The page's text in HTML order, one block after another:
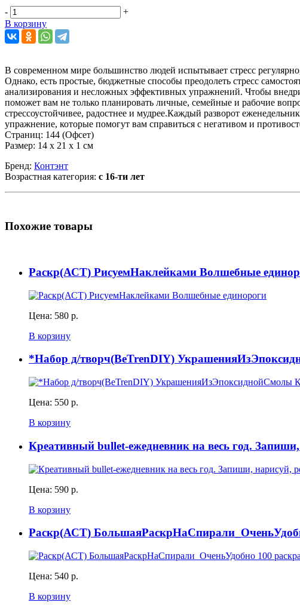
-
+
В корзину
В современном мире большинство людей испытывает стресс
Однако, есть простые, бюджетные способы преодолеть стресс
анализирования и несложных эффективных упражнений. Чтобы
поможет вам не только планировать личные, семейные и рабочие
стрессоустойчивее, радостнее и мудрее.Каждый разворот
упражнение, которые помогут вам справиться с негативом и
Страниц: 144 (Офсет)
Размер: 14 х 21 х 1 см
Бренд: Контэнт
Возрастная категория: с 16-ти лет
Похожие товары
Раскр(АСТ) РисуемНаклейками Волшебные
Цена: 580 р.
В корзину
*Набор д/творч(BeTrenDIY)
Цена: 550 р.
В корзину
Креативный bullet-ежедневник на весь год.
Цена: 590 р.
В корзину
Раскр(АСТ)
Цена: 540 р.
В корзину